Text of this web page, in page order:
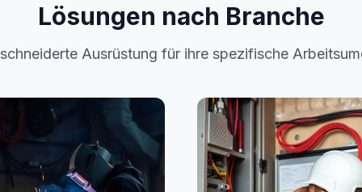
Lösungen nach Branche
Ausrüstung für ihre spezifische